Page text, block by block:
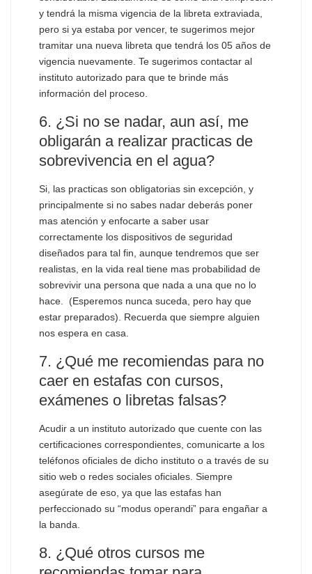
y tendrá la misma vigencia de la libreta extraviada,
pero si ya estaba por vencer, te sugerimos mejor
tramitar una nueva libreta que tendrá los 05 años de
vigencia nuevamente. Te sugerimos contactar al
instituto autorizado para que te brinde más
información del proceso.
6. ¿Si no se nadar, aun así, me
obligarán a realizar practicas de
sobrevivencia en el agua?
Si, las practicas son obligatorias sin excepción, y
principalmente si no sabes nadar deberás poner
mas atención y enfocarte a saber usar
correctamente los dispositivos de seguridad
diseñados para tal fin, aunque tendremos que ser
realistas, en la vida real tiene mas probabilidad de
sobrevivir una persona que nada a una que no lo
hace. (Esperemos nunca suceda, pero hay que
estar preparados). Recuerda que siempre alguien
nos espera en casa.
7. ¿Qué me recomiendas para no
caer en estafas con cursos,
exámenes o libretas falsas?
Acudir a un instituto autorizado que cuente con las
certificaciones correspondientes, comunicarte a los
teléfonos oficiales de dicho instituto o a través de su
sitio web o redes sociales oficiales. Siempre
asegúrate de eso, ya que las estafas han
perfeccionado su “modus operandi” para engañar a
la banda.
8. ¿Qué otros cursos me